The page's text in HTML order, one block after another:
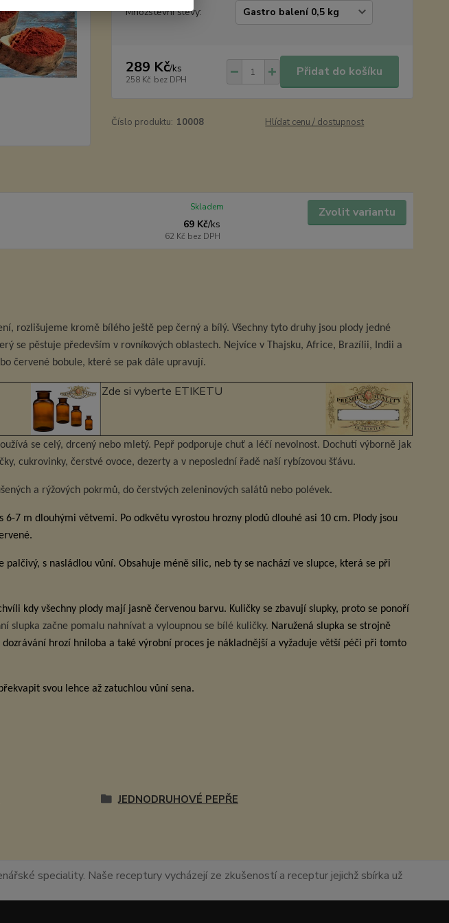
Množstevní slevy:
289 Kč/ks
258 Kč bez DPH
Přidat do košíku
Číslo produktu: 10008 Hlídat cenu / dostupnost
69 Kč/ks
62 Kč bez DPH
Skladem Zvolit variantu
rozlišujeme kromě bílého ještě pep černý a bílý. Všechny tyto druhy jsou plody jedné
se pěstuje především v rovníkových oblastech. Nejvíce v Thajsku, Africe, Brazílii, Indii a
červené bobule, které se pak dále upravují.
Zde si vyberte ETIKETU
se celý, drcený nebo mletý. Pepř podporuje chuť a léčí nevolnost. Dochutí výborně jak
cukrovinky, čerstvé ovoce, dezerty a v neposlední řadě naší rybízovou šťávu.
a rýžových pokrmů, do čerstvých zeleninových salátů nebo polévek.
6-7 m dlouhými větvemi. Po odkvětu vyrostou hrozny plodů dlouhé asi 10 cm. Plody jsou
s nasládlou vůní. Obsahuje méně silic, neb ty se nachází ve slupce, která se při
kdy všechny plody mají jasně červenou barvu. Kuličky se zbavují slupky, proto se ponoří
slupka začne pomalu nahnívat a vyloupnou se bílé kuličky. Naružená slupka se strojně
hrozí hniloba a také výrobní proces je nákladnější a vyžaduje větší péči při tomto
svou lehce až zatuchlou vůní sena.
JEDNODRUHOVÉ PEPŘE
speciality. Naše receptury vycházejí ze zkušeností a receptur jejichž sbírka už